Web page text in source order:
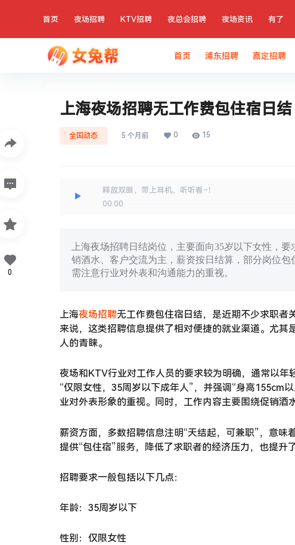
首页 夜场招聘 KTV招聘 夜总会招聘 夜场资讯 有了
首页 浦东招聘 嘉定招聘
上海夜场招聘无工作费包住宿日结
全国动态 5 个月前 0 15
释放双眼，带上耳机，听听看~！
00:00
上海夜场招聘日结岗位，主要面向35岁以下女性，
销酒水、客户交流为主，薪资按日结算，部分岗位
需注意行业对外表和沟通能力的重视。
上海夜场招聘无工作费包住宿日结，是近期不少求职者
来说，这类招聘信息提供了相对便捷的就业渠道。尤
人的青睐。
夜场和KTV行业对工作人员的要求较为明确，通常以年
“仅限女性，35周岁以下成年人”，并强调“身高155cm
业对外表形象的重视。同时，工作内容主要围绕促销酒
薪资方面，多数招聘信息注明“天结起，可兼职”，意
提供“包住宿”服务，降低了求职者的经济压力，也提升
招聘要求一般包括以下几点：
年龄：35周岁以下
性别：仅限女性
0